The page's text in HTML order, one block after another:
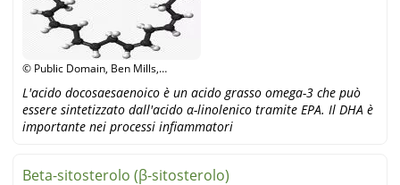
© Public Domain, Ben Mills,
L'acido docosaesaenoico è un acido grasso omega-3 che può
essere sintetizzato dall'acido α-linolenico tramite EPA. Il DHA è
importante nei processi infiammatori
Beta-sitosterolo (β-sitosterolo)